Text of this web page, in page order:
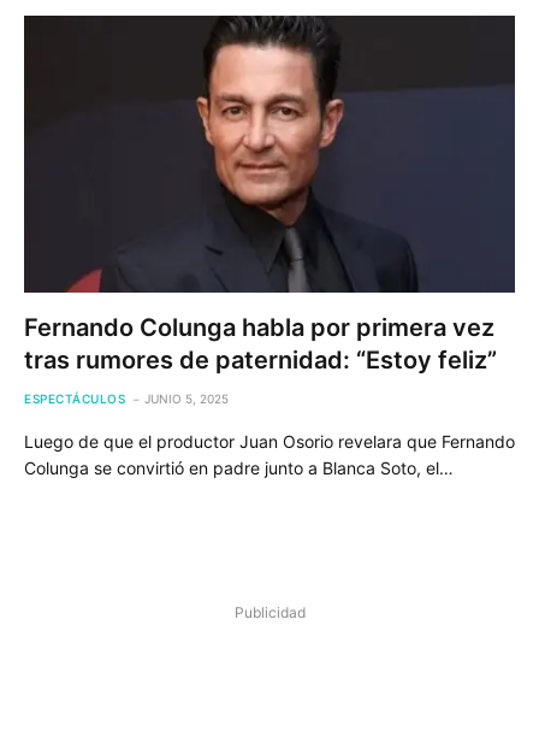
Fernando Colunga habla por primera vez
tras rumores de paternidad: “Estoy feliz”
ESPECTÁCULOS JUNIO 5, 2025
Luego de que el productor Juan Osorio revelara que Fernando
Colunga se convirtió en padre junto a Blanca Soto, el…
Publicidad